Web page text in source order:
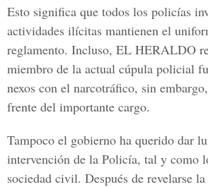
Esto significa que todos los policías
actividades ilícitas mantienen el
reglamento. Incluso, EL HERALDO
miembro de la actual cúpula policial
nexos con el narcotráfico, sin
frente del importante cargo.
Tampoco el gobierno ha querido dar
intervención de la Policía, tal y como
sociedad civil. Después de revelarse